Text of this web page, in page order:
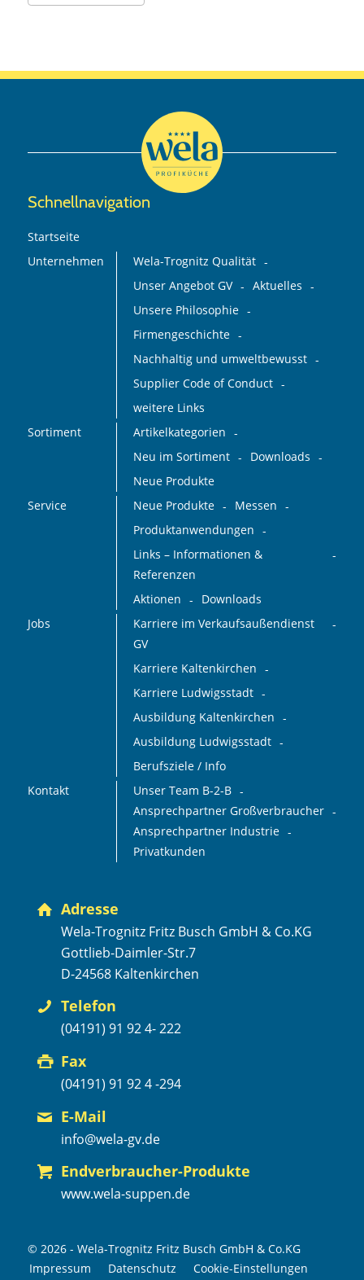
Schnellnavigation
Startseite
Unternehmen
Wela-Trognitz Qualität
Unser Angebot GV
Aktuelles
Unsere Philosophie
Firmengeschichte
Nachhaltig und umweltbewusst
Supplier Code of Conduct
weitere Links
Sortiment
Artikelkategorien
Neu im Sortiment
Downloads
Neue Produkte
Service
Neue Produkte
Messen
Produktanwendungen
Links – Informationen &
Referenzen
Aktionen
Downloads
Jobs
Karriere im Verkaufsaußendienst
GV
Karriere Kaltenkirchen
Karriere Ludwigsstadt
Ausbildung Kaltenkirchen
Ausbildung Ludwigsstadt
Berufsziele / Info
Kontakt
Unser Team B-2-B
Ansprechpartner Großverbraucher
Ansprechpartner Industrie
Privatkunden
Adresse
Wela-Trognitz Fritz Busch GmbH & Co.KG
Gottlieb-Daimler-Str.7
D-24568 Kaltenkirchen
Telefon
(04191) 91 92 4- 222
Fax
(04191) 91 92 4 -294
E-Mail
info@wela-gv.de
Endverbraucher-Produkte
www.wela-suppen.de
© 2026 - Wela-Trognitz Fritz Busch GmbH & Co.KG
Impressum Datenschutz Cookie-Einstellungen